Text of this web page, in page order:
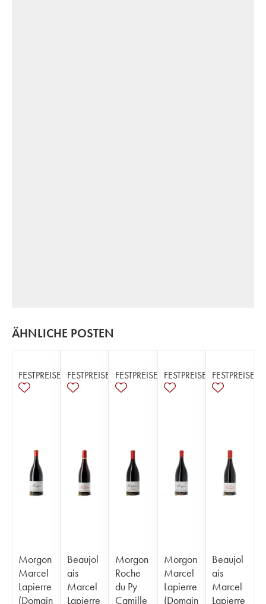
ÄHNLICHE POSTEN
FESTPREISE
Morgon
Marcel
Lapierre
(Domain
FESTPREISE
Beaujol
ais
Marcel
Lapierre
FESTPREISE
Morgon
Roche
du Py
Camille
FESTPREISE
Morgon
Marcel
Lapierre
(Domain
FESTPREISE
Beaujol
ais
Marcel
Lapierre